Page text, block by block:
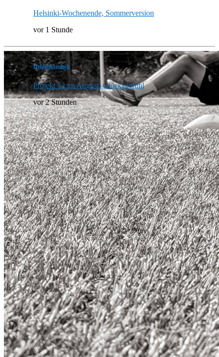
Helsinki-Wochenende, Sommerversion
vor 1 Stunde
Heldenhaushalt
Projekt 52 im August: Glücksgefühl
vor 2 Stunden